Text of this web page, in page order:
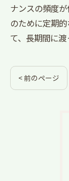
ナンスの頻度
のために定期
て、長期間に渡
< 前のページ